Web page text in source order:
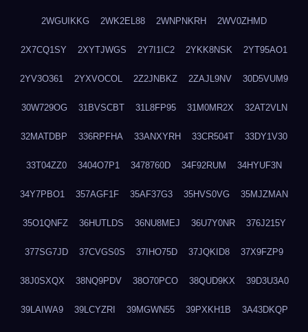
2WGUIKKG 2WK2EL88 2WNPNKRH 2WV0ZHMD
2X7CQ1SY 2XYTJWGS 2Y7I1IC2 2YKK8NSK 2YT95AO1
2YV3O361 2YXVOCOL 2Z2JNBKZ 2ZAJL9NV 30D5VUM9
30W729OG 31BVSCBT 31L8FP95 31M0MR2X 32AT2VLN
32MATDBP 336RPFHA 33ANXYRH 33CR504T 33DY1V30
33T04ZZ0 3404O7P1 3478760D 34F92RUM 34HYUF3N
34Y7PBO1 357AGF1F 35AF37G3 35HVS0VG 35MJZMAN
35O1QNFZ 36HUTLDS 36NU8MEJ 36U7Y0NR 376J215Y
377SG7JD 37CVGS0S 37IHO75D 37JQKID8 37X9FZP9
38J0SXQX 38NQ9PDV 38O70PCO 38QUD9KX 39D3U3A0
39LAIWA9 39LCYZRI 39MGWN55 39PXKH1B 3A43DKQP